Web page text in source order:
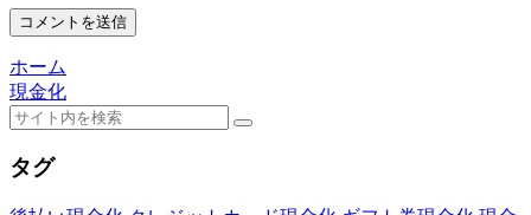
ホーム
現金化
タグ